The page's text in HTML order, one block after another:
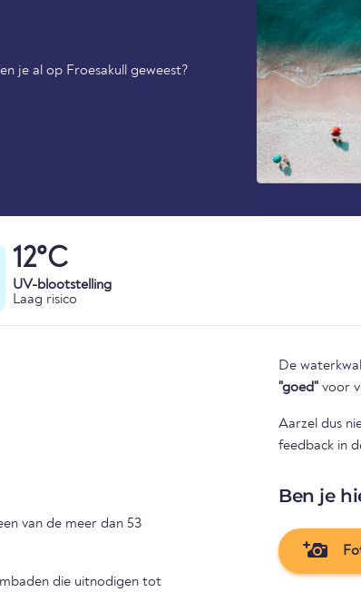
je al op Froesakull geweest?
12°C
UV-blootstelling
Laag risico
van de meer dan 53
die uitnodigen tot
De
"goed" voor
Aarzel dus
feedback in
Ben je